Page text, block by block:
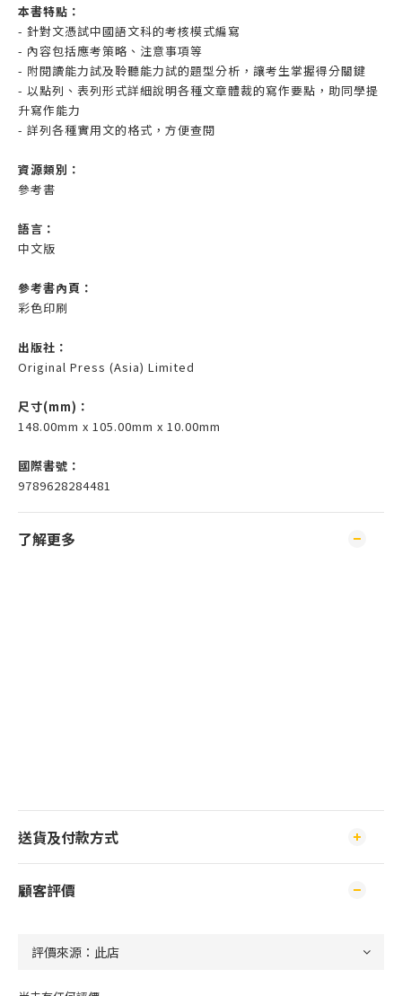
本書特點：
- 針對文憑試中國語文科的考核模式編寫
- 內容包括應考策略、注意事項等
- 附閱讀能力試及聆聽能力試的題型分析，讓考生掌握得分關鍵
- 以點列、表列形式詳細說明各種文章體裁的寫作要點，助同學提
升寫作能力
- 詳列各種實用文的格式，方便查閱
資源類別：
參考書
語言：
中文版
參考書內頁：
彩色印刷
出版社：
Original Press (Asia) Limited
尺寸(mm) ：
148.00mm x 105.00mm x 10.00mm
國際書號：
9789628284481
了解更多
送貨及付款方式
顧客評價